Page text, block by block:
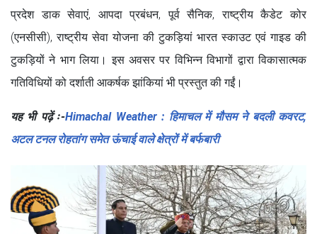
प्रदेश डाक सेवाएं, आपदा प्रबंधन, पूर्व सैनिक, राष्ट्रीय कैडेट कोर
(एनसीसी), राष्ट्रीय सेवा योजना की टुकड़ियां भारत स्काउट एवं गाइड की
टुकड़ियों ने भाग लिया। इस अवसर पर विभिन्न विभागों द्वारा विकासात्मक
गतिविधियों को दर्शाती आकर्षक झांकियां भी प्रस्तुत की गईं।
यह भी पढ़ें ः-Himachal Weather : हिमाचल में मौसम ने बदली कवरट,
अटल टनल रोहतांग समेत ऊंचाई वाले क्षेत्रों में बर्फबारी